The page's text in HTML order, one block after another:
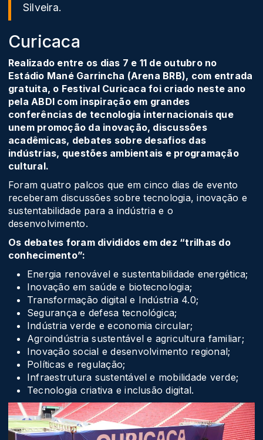
Silveira.
Curicaca
Realizado entre os dias 7 e 11 de outubro no
Estádio Mané Garrincha (Arena BRB), com entrada
gratuita, o Festival Curicaca foi criado neste ano
pela ABDI com inspiração em grandes
conferências de tecnologia internacionais que
unem promoção da inovação, discussões
acadêmicas, debates sobre desafios das
indústrias, questões ambientais e programação
cultural.
Foram quatro palcos que em cinco dias de evento
receberam discussões sobre tecnologia, inovação e
sustentabilidade para a indústria e o
desenvolvimento.
Os debates foram divididos em dez “trilhas do
conhecimento”:
Energia renovável e sustentabilidade energética;
Inovação em saúde e biotecnologia;
Transformação digital e Indústria 4.0;
Segurança e defesa tecnológica;
Indústria verde e economia circular;
Agroindústria sustentável e agricultura familiar;
Inovação social e desenvolvimento regional;
Políticas e regulação;
Infraestrutura sustentável e mobilidade verde;
Tecnologia criativa e inclusão digital.